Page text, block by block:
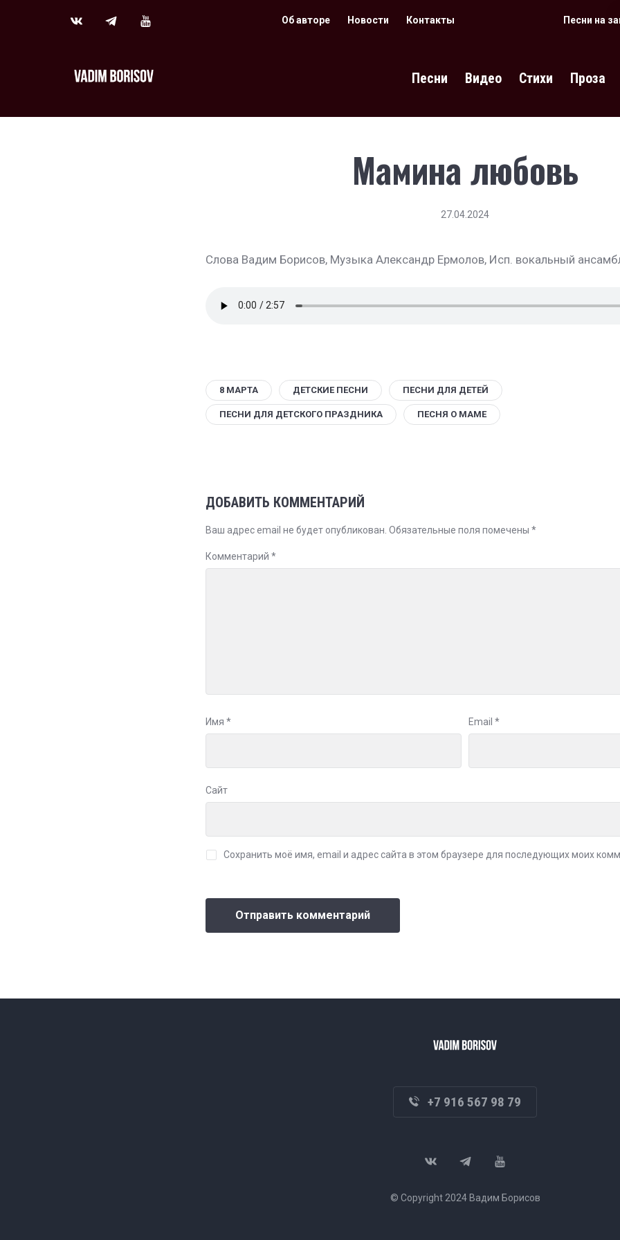
Об авторе Новости Контакты Песни на
Песни Видео Стихи Проза
Мамина любовь
27.04.2024
Слова Вадим Борисов, Музыка Александр Ермолов, Исп. вокальный
8 МАРТА ДЕТСКИЕ ПЕСНИ ПЕСНИ ДЛЯ ДЕТЕЙ
ПЕСНИ ДЛЯ ДЕТСКОГО ПРАЗДНИКА ПЕСНЯ О МАМЕ
ДОБАВИТЬ КОММЕНТАРИЙ
Ваш адрес email не будет опубликован. Обязательные поля помечены *
Комментарий *
Имя * Email *
Сайт
Сохранить моё имя, email и адрес сайта в этом браузере для последующих моих
+7 916 567 98 79
© Copyright 2024 Вадим Борисов